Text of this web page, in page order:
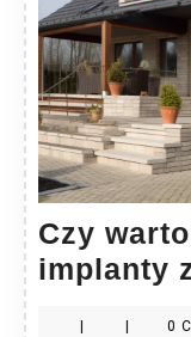
Czy
implanty
0